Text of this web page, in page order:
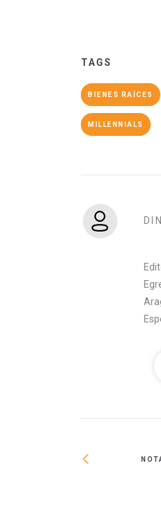
TAGS
BIENES RAÍCES
MILLENNIALS